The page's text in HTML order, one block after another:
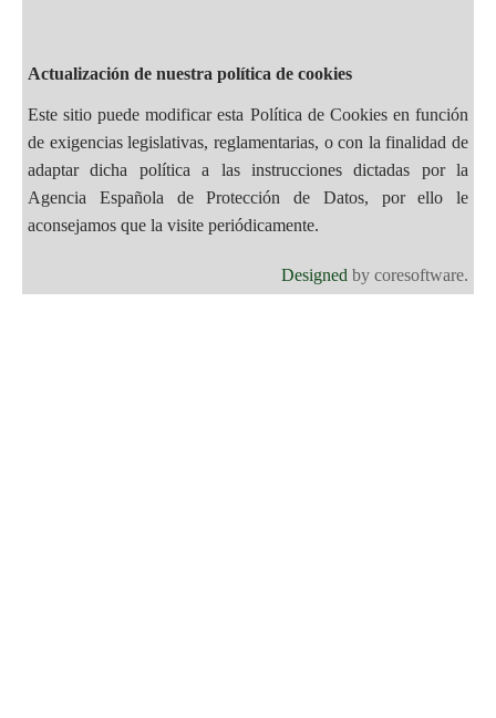
Actualización de nuestra política de cookies
Este sitio puede modificar esta Política de Cookies en función
de exigencias legislativas, reglamentarias, o con la finalidad de
adaptar dicha política a las instrucciones dictadas por la
Agencia Española de Protección de Datos, por ello le
aconsejamos que la visite periódicamente.
Designed by coresoftware.